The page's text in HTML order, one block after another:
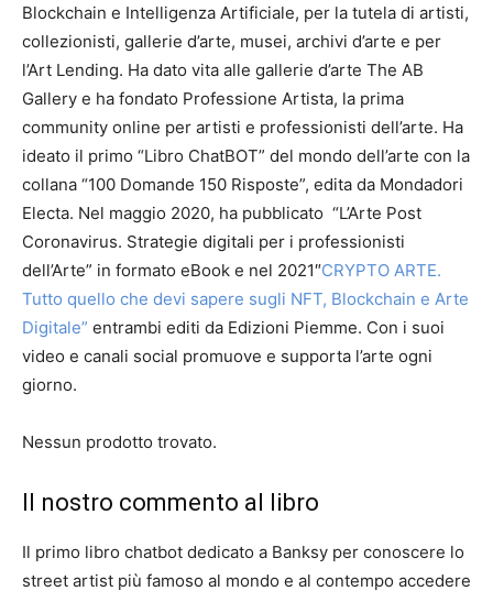
Blockchain e Intelligenza Artificiale, per la tutela di artisti,
collezionisti, gallerie d’arte, musei, archivi d’arte e per
l’Art Lending. Ha dato vita alle gallerie d’arte The AB
Gallery e ha fondato Professione Artista, la prima
community online per artisti e professionisti dell’arte. Ha
ideato il primo “Libro ChatBOT” del mondo dell’arte con la
collana “100 Domande 150 Risposte”, edita da Mondadori
Electa. Nel maggio 2020, ha pubblicato “L’Arte Post
Coronavirus. Strategie digitali per i professionisti
dell’Arte” in formato eBook e nel 2021″CRYPTO ARTE.
Tutto quello che devi sapere sugli NFT, Blockchain e Arte
Digitale” entrambi editi da Edizioni Piemme. Con i suoi
video e canali social promuove e supporta l’arte ogni
giorno.
Nessun prodotto trovato.
Il nostro commento al libro
Il primo libro chatbot dedicato a Banksy per conoscere lo
street artist più famoso al mondo e al contempo accedere